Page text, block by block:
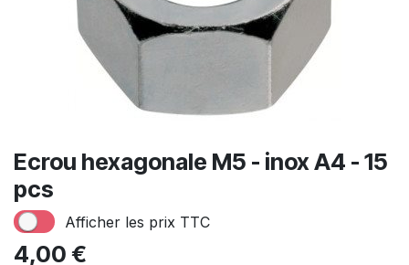
Ecrou hexagonale M5 - inox A4 - 15
pcs
Afficher les prix TTC
4,00 €